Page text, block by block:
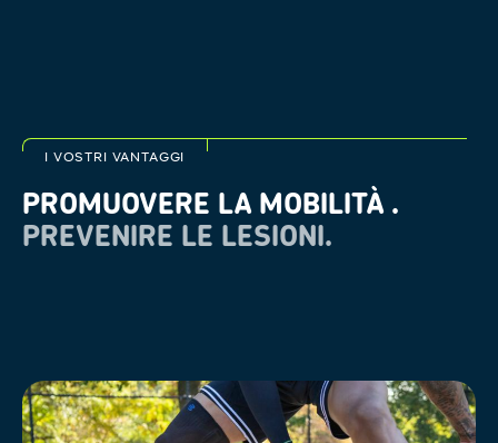
I VOSTRI VANTAGGI
PROMUOVERE LA MOBILITÀ .
PREVENIRE LE LESIONI.